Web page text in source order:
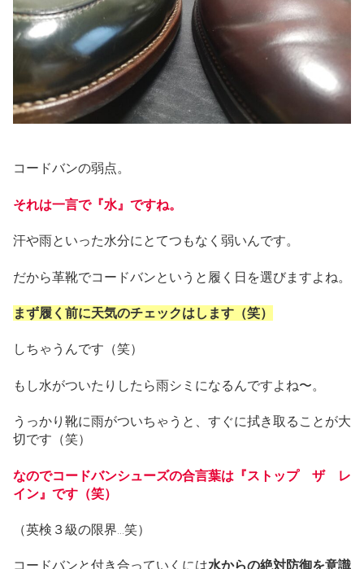
コードバンの弱点。
それは一言で『水』ですね。
汗や雨といった水分にとてつもなく弱いんです。
だから革靴でコードバンというと履く日を選びますよね。
まず履く前に天気のチェックはします（笑）
しちゃうんです（笑）
もし水がついたりしたら雨シミになるんですよね〜。
うっかり靴に雨がついちゃうと、すぐに拭き取ることが大
切です（笑）
なのでコードバンシューズの合言葉は『ストップ ザ レ
イン』です（笑）
（英検３級の限界…笑）
コードバンと付き合っていくには水からの絶対防御を意識